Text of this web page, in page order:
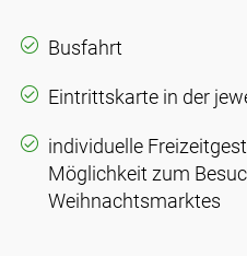
Busfahrt
Eintrittskarte in der
individuelle
Möglichkeit zum
Weihnachtsmarktes